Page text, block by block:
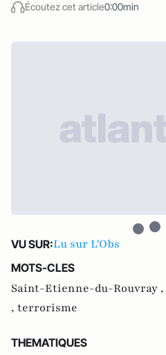
Écoutez cet article0:00min
VU SUR:Lu sur L'Obs
MOTS-CLES
Saint-Etienne-du-Rouvray ,
, terrorisme
THEMATIQUES